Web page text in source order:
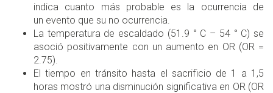
indica cuanto más probable es la ocurrencia de
un evento que su no ocurrencia.
La temperatura de escaldado (51.9 ° C – 54 ° C) se
asoció positivamente con un aumento en OR (OR =
2.75).
El tiempo en tránsito hasta el sacrificio de 1 a 1,5
horas mostró una disminución significativa en OR (OR